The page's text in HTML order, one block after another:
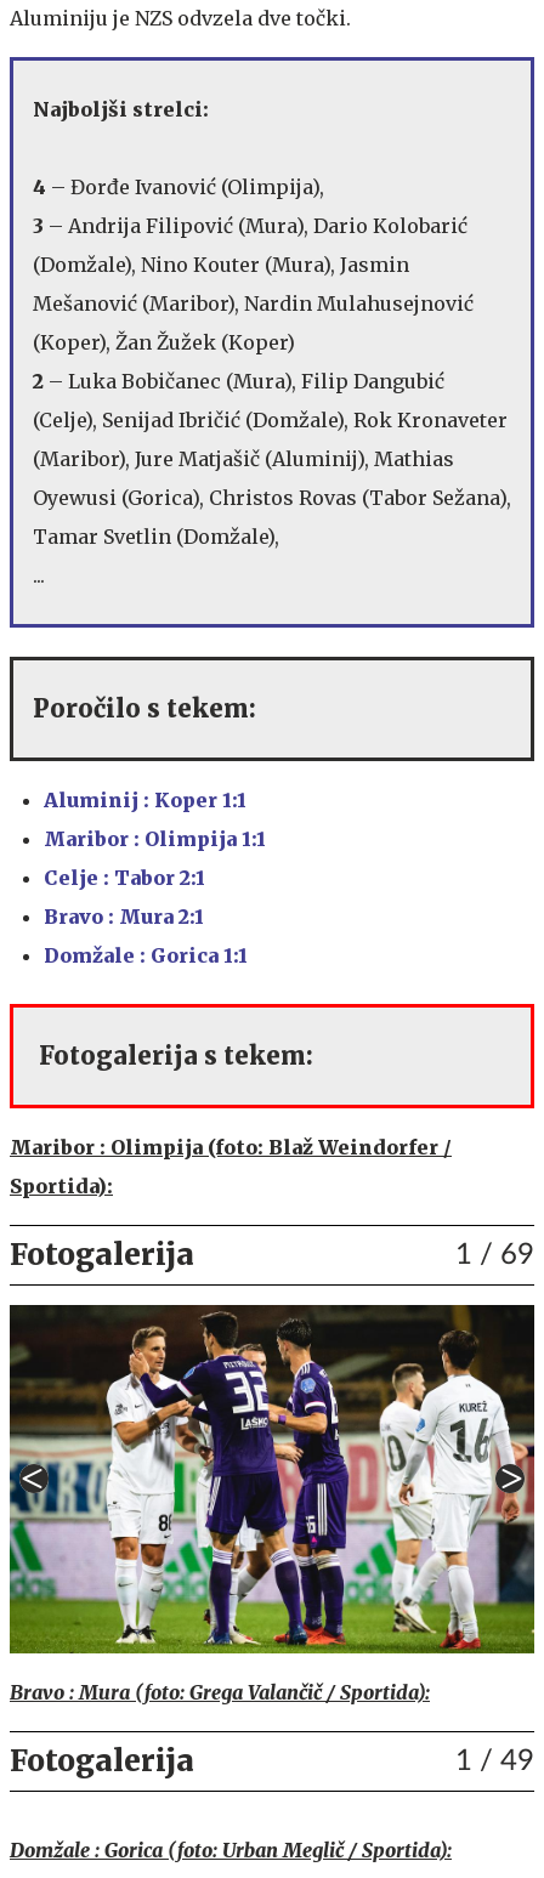
Aluminiju je NZS odvzela dve točki.
Najboljši strelci:
4 – Đorđe Ivanović (Olimpija),
3 – Andrija Filipović (Mura), Dario Kolobarić
(Domžale), Nino Kouter (Mura), Jasmin
Mešanović (Maribor), Nardin Mulahusejnović
(Koper), Žan Žužek (Koper)
2 – Luka Bobičanec (Mura), Filip Dangubić
(Celje), Senijad Ibričić (Domžale), Rok Kronaveter
(Maribor), Jure Matjašič (Aluminij), Mathias
Oyewusi (Gorica), Christos Rovas (Tabor Sežana),
Tamar Svetlin (Domžale),
...
Poročilo s tekem:
Aluminij : Koper 1:1
Maribor : Olimpija 1:1
Celje : Tabor 2:1
Bravo : Mura 2:1
Domžale : Gorica 1:1
Fotogalerija s tekem:
Maribor : Olimpija (foto: Blaž Weindorfer /
Sportida):
Fotogalerija 1 / 69
Bravo : Mura (foto: Grega Valančič / Sportida):
Fotogalerija 1 / 49
Domžale : Gorica (foto: Urban Meglič / Sportida):